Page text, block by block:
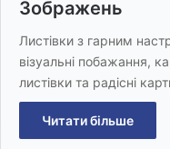
Зображень
Листівки з гарним
візуальні побажання,
листівки та радісні
Читати більше